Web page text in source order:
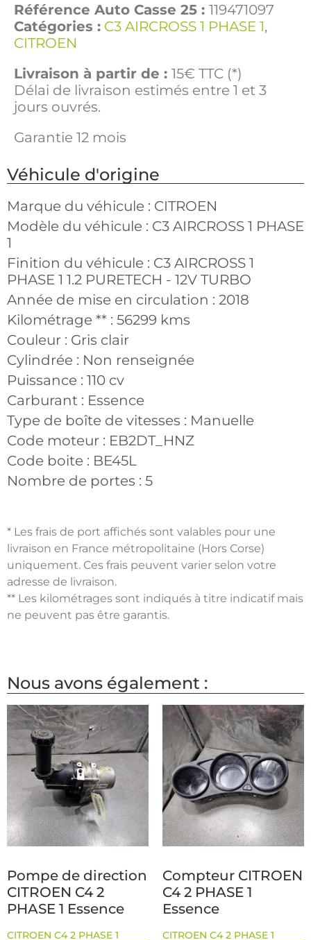
Référence Auto Casse 25 : 119471097
Catégories : C3 AIRCROSS 1 PHASE 1,
CITROEN
Livraison à partir de : 15€ TTC (*)
Délai de livraison estimés entre 1 et 3
jours ouvrés.
Garantie 12 mois
Véhicule d'origine
Marque du véhicule : CITROEN
Modèle du véhicule : C3 AIRCROSS 1 PHASE
1
Finition du véhicule : C3 AIRCROSS 1
PHASE 1 1.2 PURETECH - 12V TURBO
Année de mise en circulation : 2018
Kilométrage ** : 56299 kms
Couleur : Gris clair
Cylindrée : Non renseignée
Puissance : 110 cv
Carburant : Essence
Type de boîte de vitesses : Manuelle
Code moteur : EB2DT_HNZ
Code boite : BE45L
Nombre de portes : 5
* Les frais de port affichés sont valables pour une
livraison en France métropolitaine (Hors Corse)
uniquement. Ces frais peuvent varier selon votre
adresse de livraison.
** Les kilométrages sont indiqués à titre indicatif mais
ne peuvent pas être garantis.
Nous avons également :
Pompe de direction
CITROEN C4 2
PHASE 1 Essence
CITROEN C4 2 PHASE 1
Compteur CITROEN
C4 2 PHASE 1
Essence
CITROEN C4 2 PHASE 1